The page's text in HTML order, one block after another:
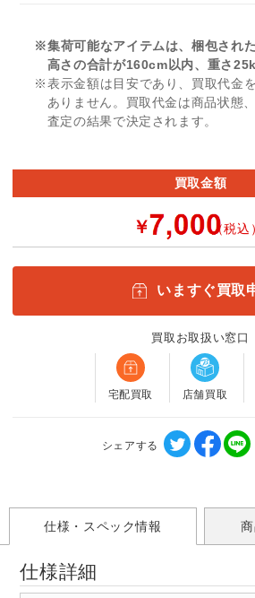
※集荷可能なアイテムは、梱包され
高さの合計が160cm以内、重さ
※表示金額は目安であり、買取代金
ありません。買取代金は商品状態
査定の結果で決定されます。
買取金額
￥ （税込
いますぐ買取
買取お取扱い窓口
宅配買取 店舗買取
シェアする
仕様・スペック情報
仕様詳細